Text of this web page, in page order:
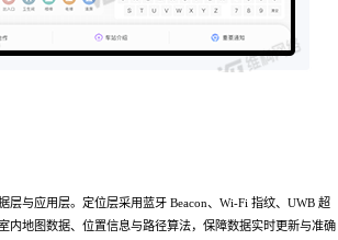
与应用层。定位层采用蓝牙 Beacon、Wi-Fi 指纹、UWB 超
内地图数据、位置信息与路径算法，保障数据实时更新与准确